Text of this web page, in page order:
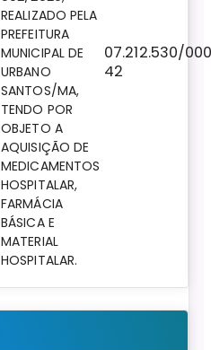
REALIZADO PELA
PREFEITURA
MUNICIPAL DE
URBANO
SANTOS/MA,
TENDO POR
OBJETO A
AQUISIÇÃO DE
MEDICAMENTOS
HOSPITALAR,
FARMÁCIA
BÁSICA E
MATERIAL
HOSPITALAR.
07.212.530/
42